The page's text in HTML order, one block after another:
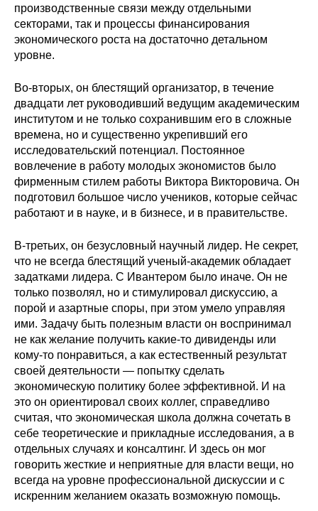
производственные связи между отдельными
секторами, так и процессы финансирования
экономического роста на достаточно детальном
уровне.
Во-вторых, он блестящий организатор, в течение
двадцати лет руководивший ведущим академическим
институтом и не только сохранившим его в сложные
времена, но и существенно укрепивший его
исследовательский потенциал. Постоянное
вовлечение в работу молодых экономистов было
фирменным стилем работы Виктора Викторовича. Он
подготовил большое число учеников, которые сейчас
работают и в науке, и в бизнесе, и в правительстве.
В-третьих, он безусловный научный лидер. Не секрет,
что не всегда блестящий ученый-академик обладает
задатками лидера. С Ивантером было иначе. Он не
только позволял, но и стимулировал дискуссию, а
порой и азартные споры, при этом умело управляя
ими. Задачу быть полезным власти он воспринимал
не как желание получить какие-то дивиденды или
кому-то понравиться, а как естественный результат
своей деятельности — попытку сделать
экономическую политику более эффективной. И на
это он ориентировал своих коллег, справедливо
считая, что экономическая школа должна сочетать в
себе теоретические и прикладные исследования, а в
отдельных случаях и консалтинг. И здесь он мог
говорить жесткие и неприятные для власти вещи, но
всегда на уровне профессиональной дискуссии и с
искренним желанием оказать возможную помощь.